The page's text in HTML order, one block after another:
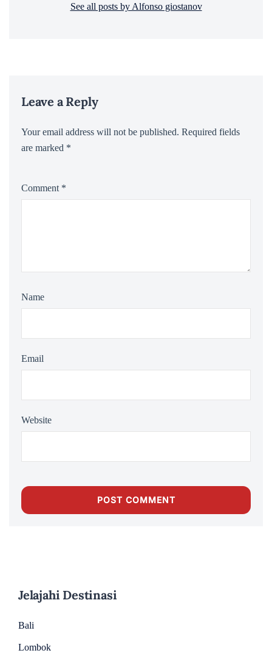
See all posts by Alfonso giostanov
Leave a Reply
Your email address will not be published. Required fields
are marked *
Comment *
Name
Email
Website
Jelajahi Destinasi
Bali
Lombok